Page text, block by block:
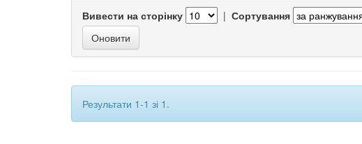
Вивести на сторінку | Сортування
Результати 1-1 зі 1.